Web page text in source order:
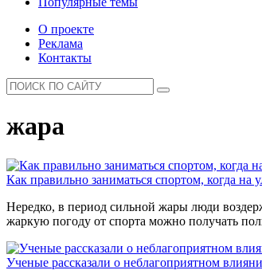
О проекте
Реклама
Контакты
жара
Как правильно заниматься спортом, когда на
Нередко, в период сильной жары люди
жаркую погоду от спорта можно получать
Ученые рассказали о неблагоприятном